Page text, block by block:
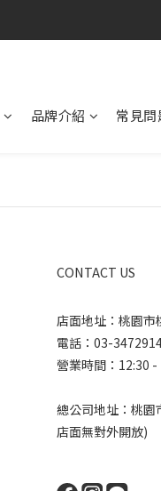
品牌介紹 常見問
CONTACT US
店面地址：桃園
電話：03-
營業時間：12:30
總公司地址：桃
店面無對外開放)